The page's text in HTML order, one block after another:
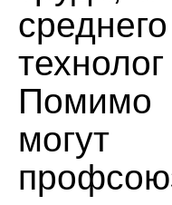
Помимо
могут